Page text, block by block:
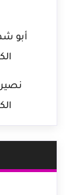
أبو
نصير